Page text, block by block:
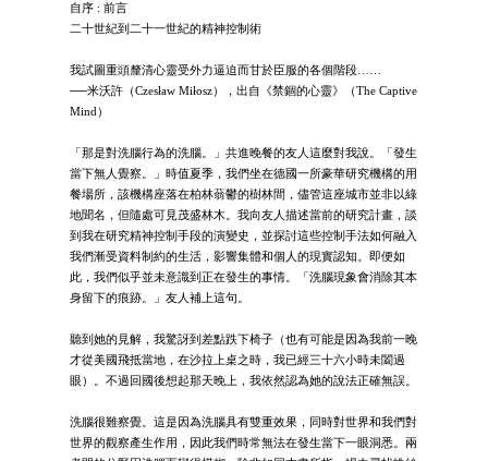
自序 : 前言
二十世紀到二十一世紀的精神控制術
我試圖重頭釐清心靈受外力逼迫而甘於臣服的各個階段……
──米沃許（Czesław Miłosz），出自《禁錮的心靈》（The Captive
Mind）
「那是對洗腦行為的洗腦。」共進晚餐的友人這麼對我說。「發生
當下無人覺察。」時值夏季，我們坐在德國一所豪華研究機構的用
餐場所，該機構座落在柏林蓊鬱的樹林間，儘管這座城市並非以綠
地聞名，但隨處可見茂盛林木。我向友人描述當前的研究計畫，談
到我在研究精神控制手段的演變史，並探討這些控制手法如何融入
我們漸受資料制約的生活，影響集體和個人的現實認知。即便如
此，我們似乎並未意識到正在發生的事情。「洗腦現象會消除其本
身留下的痕跡。」友人補上這句。
聽到她的見解，我驚訝到差點跌下椅子（也有可能是因為我前一晚
才從美國飛抵當地，在沙拉上桌之時，我已經三十六小時未闔過
眼）。不過回國後想起那天晚上，我依然認為她的說法正確無誤。
洗腦很難察覺。這是因為洗腦具有雙重效果，同時對世界和我們對
世界的觀察產生作用，因此我們時常無法在發生當下一眼洞悉。兩